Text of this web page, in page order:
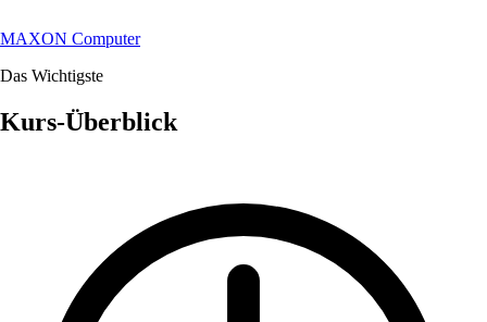
MAXON Computer
Das Wichtigste
Kurs-Überblick